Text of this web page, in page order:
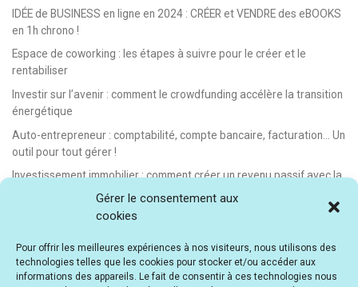
Gérer le consentement aux
cookies
Pour offrir les meilleures expériences à nos visiteurs, nous utilisons des
technologies telles que les cookies pour stocker et/ou accéder aux
informations des appareils. Le fait de consentir à ces technologies nous
IDÉE de BUSINESS en ligne en 2024 : CRÉER et VENDRE des eBOOKS
en 1h chrono !
Espace de coworking : les étapes à suivre pour le créer et le
rentabiliser
Investir sur l’avenir : comment le crowdfunding accélère la transition
énergétique
Auto-entrepreneur : comptabilité, compte bancaire, facturation… Un
outil pour tout gérer !
Investissement immobilier : comment créer un revenu passif avec la
location saisonnière
E-learning : les meilleurs LMS gratuits et payants pour créer et
Idée de business en ligne automatisé : vendre des formations en e-
learning